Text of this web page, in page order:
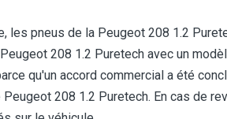
les pneus de la Peugeot 208 1.2
208 1.2 Puretech avec un
qu'un accord commercial a été
208 1.2 Puretech. En cas de